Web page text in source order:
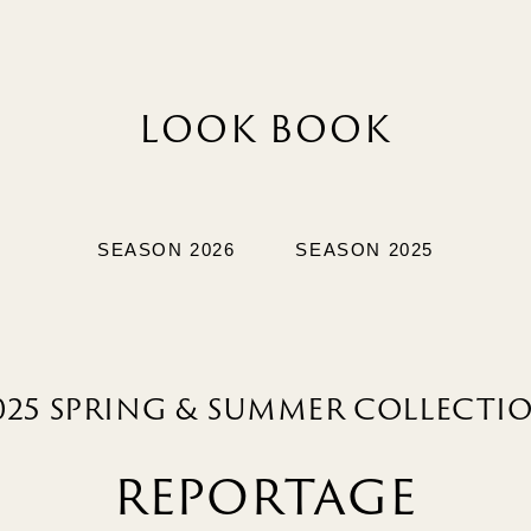
LOOK BOOK
SEASON 2026 SEASON 2025
SPRING & SUMMER
REPORTAGE